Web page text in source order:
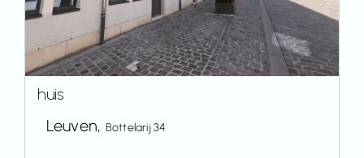
huis
Leuven, Bottelarij 34